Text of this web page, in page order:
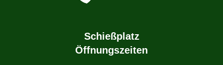
Schießplatz
Öffnungszeiten